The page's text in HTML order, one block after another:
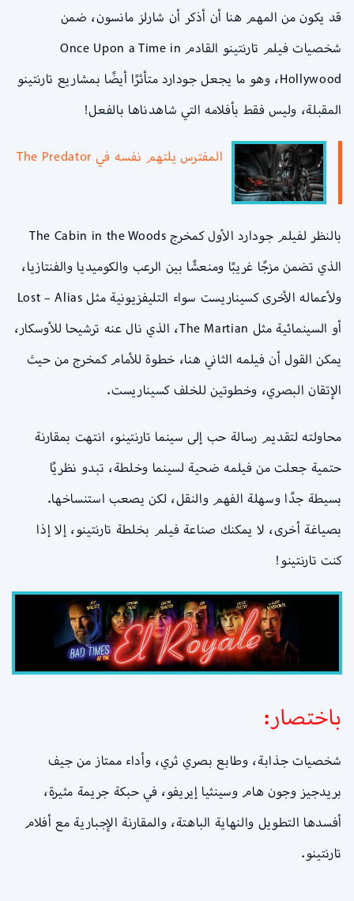
قد يكون من المهم هنا أن أذكر أن شارلز مانسون، ضمن
شخصيات فيلم تارنتينو القادم Once Upon a Time in
Hollywood، وهو ما يجعل جودارد متأثرًا أيضًا بمشاريع تارنتينو
المقبلة، وليس فقط بأفلامه التي شاهدناها بالفعل!
المفترس يلتهم نفسه في The Predator
بالنظر لفيلم جودارد الأول كمخرج The Cabin in the Woods
الذي تضمن مزجًا غريبًا ومنعشًا بين الرعب والكوميديا والفنتازيا،
ولأعماله الأخرى كسيناريست سواء التليفزيونية مثل Lost – Alias
أو السينمائية مثل The Martian، الذي نال عنه ترشيحا للأوسكار،
يمكن القول أن فيلمه الثاني هنا، خطوة للأمام كمخرج من حيث
الإتقان البصري، وخطوتين للخلف كسيناريست.
محاولته لتقديم رسالة حب إلى سينما تارنتينو، انتهت بمقارنة
حتمية جعلت من فيلمه ضحية لسينما وخلطة، تبدو نظريًا
بسيطة جدًا وسهلة الفهم والنقل، لكن يصعب استنساخها.
بصياغة أخرى، لا يمكنك صناعة فيلم بخلطة تارنتينو، إلا إذا
كنت تارنتينو!
باختصار:
شخصيات جذابة، وطابع بصري ثري، وأداء ممتاز من جيف
بريدجيز وجون هام وسينثيا إيريفو، في حبكة جريمة مثيرة،
أفسدها التطويل والنهاية الباهتة، والمقارنة الإجبارية مع أفلام
تارنتينو.